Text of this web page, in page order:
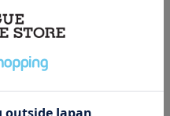
やデザインなどの仕様が予